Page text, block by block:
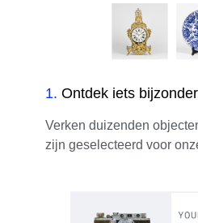
1. Ontdek iets
Verken duizenden
zijn geselecteerd voor